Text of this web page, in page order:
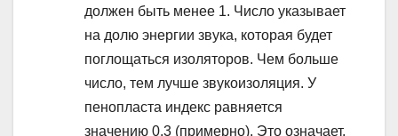
должен быть менее 1. Число указывает
на долю энергии звука, которая будет
поглощаться изоляторов. Чем больше
число, тем лучше звукоизоляция. У
пенопласта индекс равняется
значению 0.3 (примерно). Это означает,